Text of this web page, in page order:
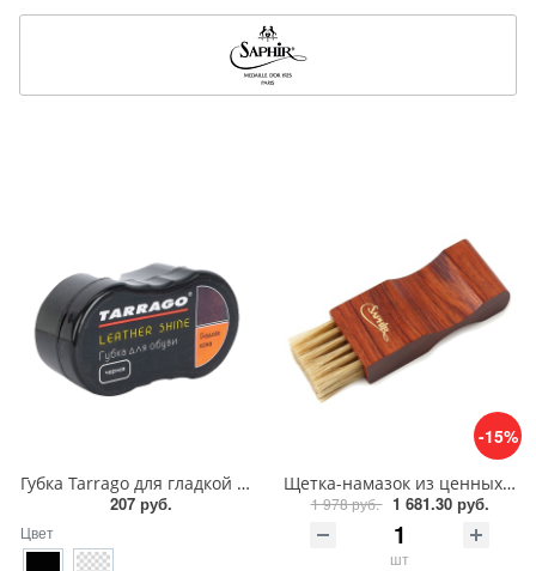
Губка Tarrago для гладкой кожи силикон1
207 руб.
Цвет
-15%
Щетка-намазок из ценных пород дерева Saphir Brosse Pommadier
1 978 руб. 1 681.30 руб.
шт